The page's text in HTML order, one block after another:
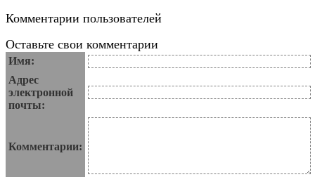
Комментарии пользователей
Оставьте свои комментарии
Имя:
Адрес
электронной
почты:
Комментарии: